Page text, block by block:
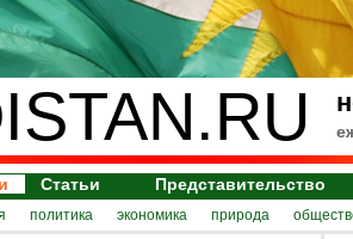
Статьи Представительство
политика экономика природа